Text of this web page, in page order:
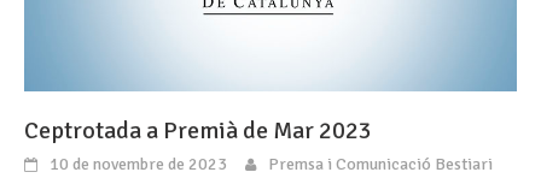
Ceptrotada a Premià de Mar 2023
10 de novembre de 2023 Premsa i Comunicació Bestiari